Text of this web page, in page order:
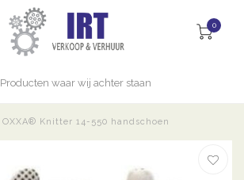
0
Producten waar wij achter staan
OXXA® Knitter 14-550 handschoen